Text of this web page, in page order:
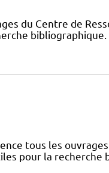
du Centre de
bibliographique.
tous les ouvrages
pour la recherche